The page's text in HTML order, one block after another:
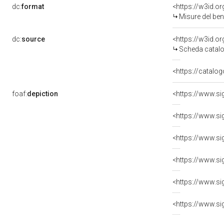
dc:format
<https://
Misure del
dc:source
<https://
Scheda
<https://
foaf:depiction <https://
<https://
<https://
<https://
<https://
<https://